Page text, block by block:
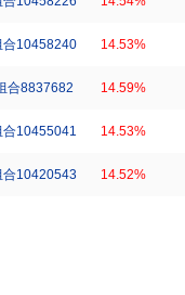
合10458240 14.53%
合8837682 14.59%
合10455041 14.53%
合10420543 14.52%